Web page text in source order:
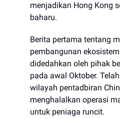
menjadikan Hong Kong
baharu.
Berita pertama tentang
pembangunan
didedahkan oleh pihak
pada awal Oktober.
wilayah pentadbiran
menghalalkan operasi
untuk peniaga runcit.